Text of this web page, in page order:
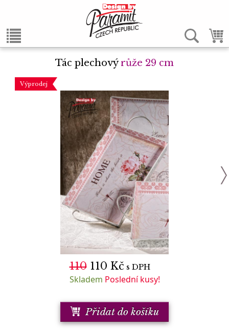
Výprodej
Tác plechovýrůže 29 cm
110 110 Kč s DPH
Skladem Poslední kusy!
Přidat do košíku